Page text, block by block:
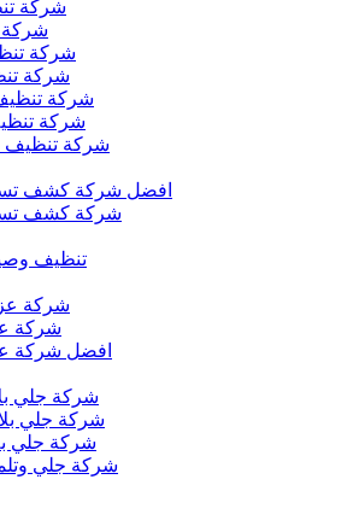
شركة
شركة
شركة تنظيف
شركة
شركة تنظيف
شركة تنظيف
شركة تنظيف
افضل شركة كشف تسربات
شركة كشف تسربات
تنظيف وصيانة
شركة عزل
شركة عزل
افضل شركة عزل
شركة جلي بلاط
شركة جلي بلاط
شركة جلي بلاط
شركة جلي وتلميع